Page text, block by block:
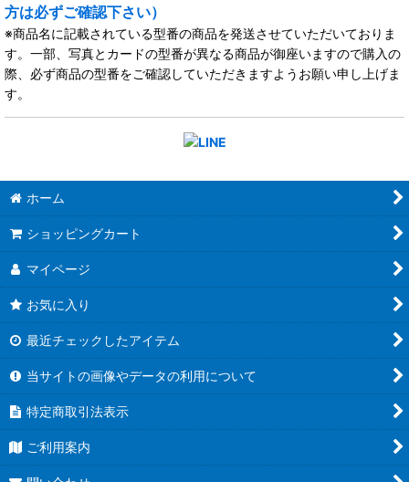
方は必ずご確認下さい）
※商品名に記載されている型番の商品を発送させていただいておりま
す。一部、写真とカードの型番が異なる商品が御座いますので購入の
際、必ず商品の型番をご確認していただきますようお願い申し上げま
す。
ホーム
ショッピングカート
マイページ
お気に入り
最近チェックしたアイテム
当サイトの画像やデータの利用について
特定商取引法表示
ご利用案内